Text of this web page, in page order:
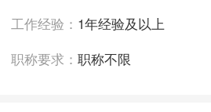
工作经验： 1年经验及以上
职称要求：职称不限